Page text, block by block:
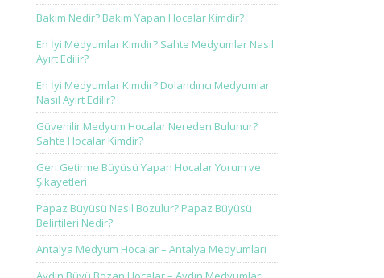
Bakım Nedir? Bakım Yapan Hocalar Kimdir?
En İyi Medyumlar Kimdir? Sahte Medyumlar Nasıl
Ayırt Edilir?
En İyi Medyumlar Kimdir? Dolandırıcı Medyumlar
Nasıl Ayırt Edilir?
Güvenilir Medyum Hocalar Nereden Bulunur?
Sahte Hocalar Kimdir?
Geri Getirme Büyüsü Yapan Hocalar Yorum ve
Şikayetleri
Papaz Büyüsü Nasıl Bozulur? Papaz Büyüsü
Belirtileri Nedir?
Antalya Medyum Hocalar – Antalya Medyumları